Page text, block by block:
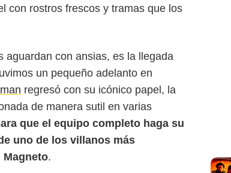
con rostros frescos y tramas que los
aguardan con ansias, es la llegada
un pequeño adelanto en
regresó con su icónico papel, la
de manera sutil en varias
que el equipo completo haga su
uno de los villanos más
Magneto.